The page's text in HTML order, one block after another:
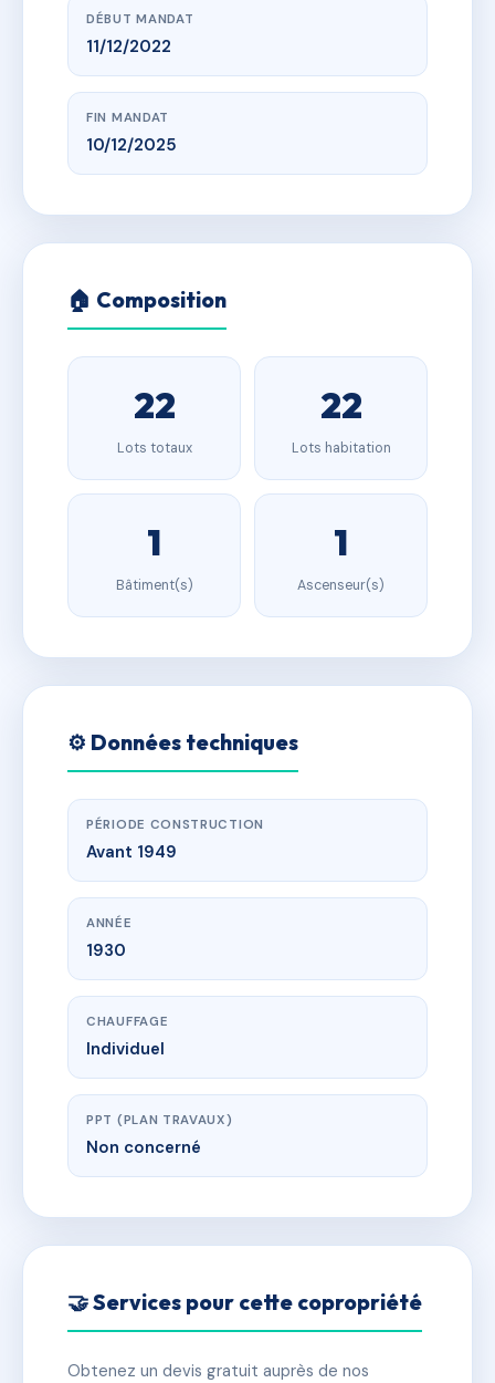
DÉBUT MANDAT
11/12/2022
FIN MANDAT
10/12/2025
🏠 Composition
22
Lots totaux
22
Lots habitation
1
Bâtiment(s)
1
Ascenseur(s)
⚙️ Données techniques
PÉRIODE CONSTRUCTION
Avant 1949
ANNÉE
1930
CHAUFFAGE
Individuel
PPT (PLAN TRAVAUX)
Non concerné
🤝 Services pour cette copropriété
Obtenez un devis gratuit auprès de nos